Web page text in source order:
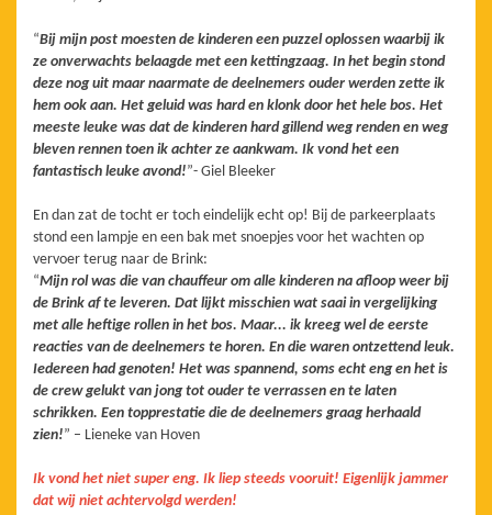
“Bij mijn post moesten de kinderen een puzzel oplossen waarbij ik
ze onverwachts belaagde met een kettingzaag. In het begin stond
deze nog uit maar naarmate de deelnemers ouder werden zette ik
hem ook aan. Het geluid was hard en klonk door het hele bos. Het
meeste leuke was dat de kinderen hard gillend weg renden en weg
bleven rennen toen ik achter ze aankwam. Ik vond het een
fantastisch leuke avond!”- Giel Bleeker
En dan zat de tocht er toch eindelijk echt op! Bij de parkeerplaats
stond een lampje en een bak met snoepjes voor het wachten op
vervoer terug naar de Brink:
“Mijn rol was die van chauffeur om alle kinderen na afloop weer bij
de Brink af te leveren. Dat lijkt misschien wat saai in vergelijking
met alle heftige rollen in het bos. Maar... ik kreeg wel de eerste
reacties van de deelnemers te horen. En die waren ontzettend leuk.
Iedereen had genoten! Het was spannend, soms echt eng en het is
de crew gelukt van jong tot ouder te verrassen en te laten
schrikken. Een topprestatie die de deelnemers graag herhaald
zien!” – Lieneke van Hoven
Ik vond het niet super eng. Ik liep steeds vooruit! Eigenlijk jammer
dat wij niet achtervolgd werden!